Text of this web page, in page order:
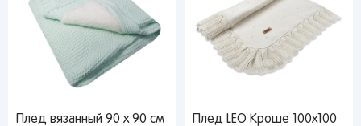
Плед вязанный 90 х 90 см
Плед LEO Кроше 100х100